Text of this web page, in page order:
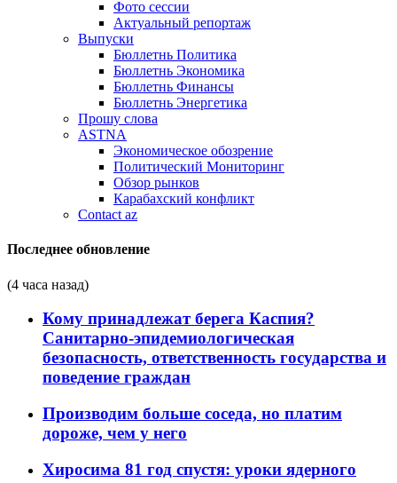
Фото сессии
Актуальный репортаж
Выпуски
Бюллетнь Политика
Бюллетнь Экономика
Бюллетнь Финансы
Бюллетнь Энергетика
Прошу слова
ASTNA
Экономическое обозрение
Политический Мониторинг
Обзор рынков
Карабахский конфликт
Contact az
Последнее обновление
(4 часа назад)
Кому принадлежат берега Каспия?
Санитарно-эпидемиологическая
безопасность, ответственность государства и
поведение граждан
Производим больше соседа, но платим
дороже, чем у него
Хиросима 81 год спустя: уроки ядерного